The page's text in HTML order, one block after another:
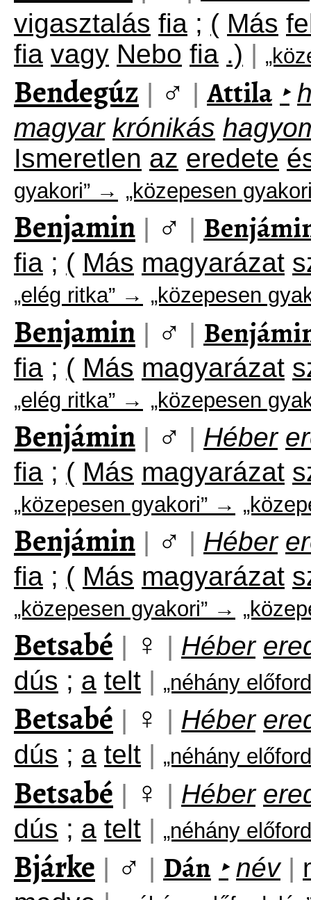
vigasztalás fia ; ( Más
fia vagy Nebo fia .) |
Bendegúz | ♂ | Attila ‣
magyar krónikás
Ismeretlen az eredete
gyakori” → „közepesen
Benjamin | ♂ |
fia ; ( Más magyarázat
„elég ritka” → „közepesen
Benjamin | ♂ |
fia ; ( Más magyarázat
„elég ritka” → „közepesen
Benjámin | ♂ | Héber
fia ; ( Más magyarázat
„közepesen gyakori” →
Benjámin | ♂ | Héber
fia ; ( Más magyarázat
„közepesen gyakori” →
Betsabé | ♀ | Héber
dús ; a telt | „néhány
Betsabé | ♀ | Héber
dús ; a telt | „néhány
Betsabé | ♀ | Héber
dús ; a telt | „néhány
Bjárke | ♂ | Dán ‣ név |